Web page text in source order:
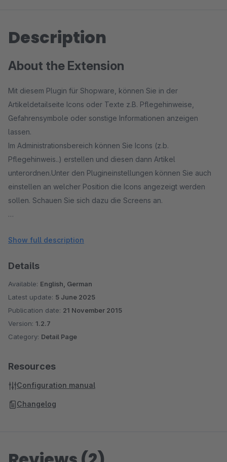
Description
About the Extension
Mit diesem Plugin für Shopware, können Sie in der
Artikeldetailseite Icons oder Texte z.B. Pflegehinweise,
Gefahrensymbole oder sonstige Informationen anzeigen
lassen.
Im Administrationsbereich können Sie Icons (z.b.
Pflegehinweis..) erstellen und diesen dann Artikel
unterordnen.Unter den Plugineinstellungen können Sie auch
einstellen an welcher Position die Icons angezeigt werden
sollen. Schauen Sie sich dazu die Screens an.
Standardinstallation von Shopware. Sofern Sie Plugins von
Fremdanbieter (darunter fallen auch Shopware Premium
Plugins) in Ihrem Shop einsetzen, empfehlen wir Ihnen unsere
Plugins vor dem Erwerb ausgiebig zu testen, um auch zu
prüfen ob eventuell Konflikte unter den eingesetzten Plugins
auftreten . Dazu bieten wir Testlizenzen an, die Sie im
Show full description
Details
Available: English, German
Latest update: 5 June 2025
Publication date: 21 November 2015
Version: 1.2.7
Category: Detail Page
Resources
Configuration manual
Changelog